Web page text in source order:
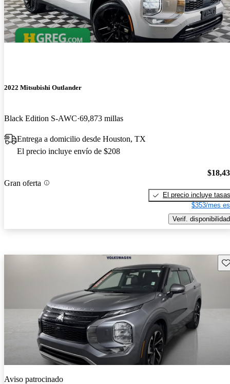
2022 Mitsubishi Outlander
Black Edition S-AWC 69,873 millas
Entrega a domicilio desde Houston, TX
El precio incluye envío de $208
Gran oferta
El precio incluye tasas
$353/mes
Verif. disponibilidad
Aviso patrocinado